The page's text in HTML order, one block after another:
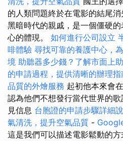
的人類問題終於在電影的結尾
黑暗時代的親戚，是一個僵硬
心的體現。 如何進行公司設立
啡體驗 尋找可靠的養護中心，
境 助聽器多少錢？了解市面上
的申請過程，提供清晰的辦理指
品質的外燴服務 起初他本來會
認為他們不想發行當代世界的
見信息 台胞證的申請步驟詳細
氣清洗，提升空氣品質 -
這是我們可以描述電影鬆動的方